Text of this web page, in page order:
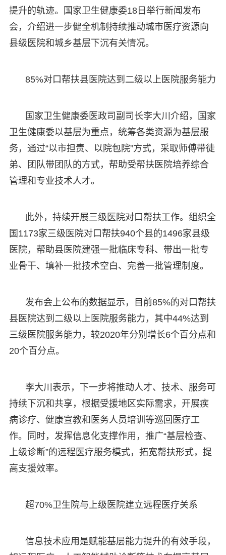
提升的轨迹。国家卫生健康委18日举行新闻发布
会，介绍进一步健全机制持续推动城市医疗资源向
县级医院和城乡基层下沉有关情况。
85%对口帮扶县医院达到二级以上医院服务能力
国家卫生健康委医政司副司长李大川介绍，国家
卫生健康委以基层为重点，统筹各类资源为基层服
务，通过“以市担责、以院包院”方式，采取师傅带徒
弟、团队带团队的方式，帮助受帮扶医院培养综合
管理和专业技术人才。
此外，持续开展三级医院对口帮扶工作。组织全
国1173家三级医院对口帮扶940个县的1496家县级
医院，帮助县医院建强一批临床专科、带出一批专
业骨干、填补一批技术空白、完善一批管理制度。
发布会上公布的数据显示，目前85%的对口帮扶
县医院达到二级以上医院服务能力，其中44%达到
三级医院服务能力，较2020年分别增长6个百分点和
20个百分点。
李大川表示，下一步将推动人才、技术、服务可
持续下沉和共享，根据受援地区实际需求，开展疾
病诊疗、健康宣教和医务人员培训等巡回医疗工
作。同时，发挥信息化支撑作用，推广“基层检查、
上级诊断”的远程医疗服务模式，拓宽帮扶形式，提
高支援效率。
超70%卫生院与上级医院建立远程医疗关系
信息技术应用是赋能基层能力提升的有效手段，